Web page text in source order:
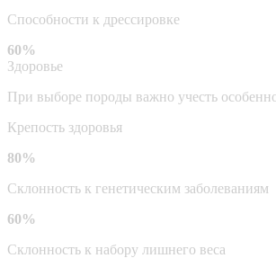
Способности к дрессировке
60%
Здоровье
При выборе породы важно учесть
Крепость здоровья
80%
Склонность к генетическим заболеваниям
60%
Склонность к набору лишнего веса